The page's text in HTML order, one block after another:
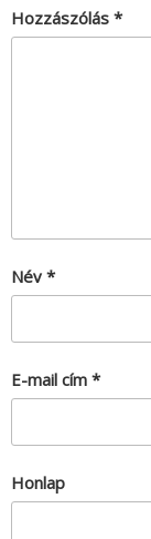
Hozzászólás *
Név *
E-mail cím *
Honlap